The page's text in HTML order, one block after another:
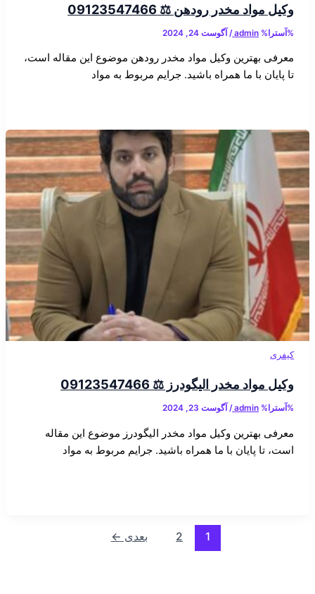
وکیل مواد مخدر رودهن ⚖️ 09123547466
%آسترا% admin
/ آگوست 24, 2024
معرفی بهترین وکیل مواد مخدر رودهن موضوع این مقاله است،
تا پایان با ما همراه باشید. جرایم مربوط به مواد
کیفری
وکیل مواد مخدر الیگودرز ⚖️ 09123547466
%آسترا% admin
/ آگوست 23, 2024
معرفی بهترین وکیل مواد مخدر الیگودرز موضوع این مقاله
است، تا پایان با ما همراه باشید. جرایم مربوط به مواد
1
2 بعدی ←